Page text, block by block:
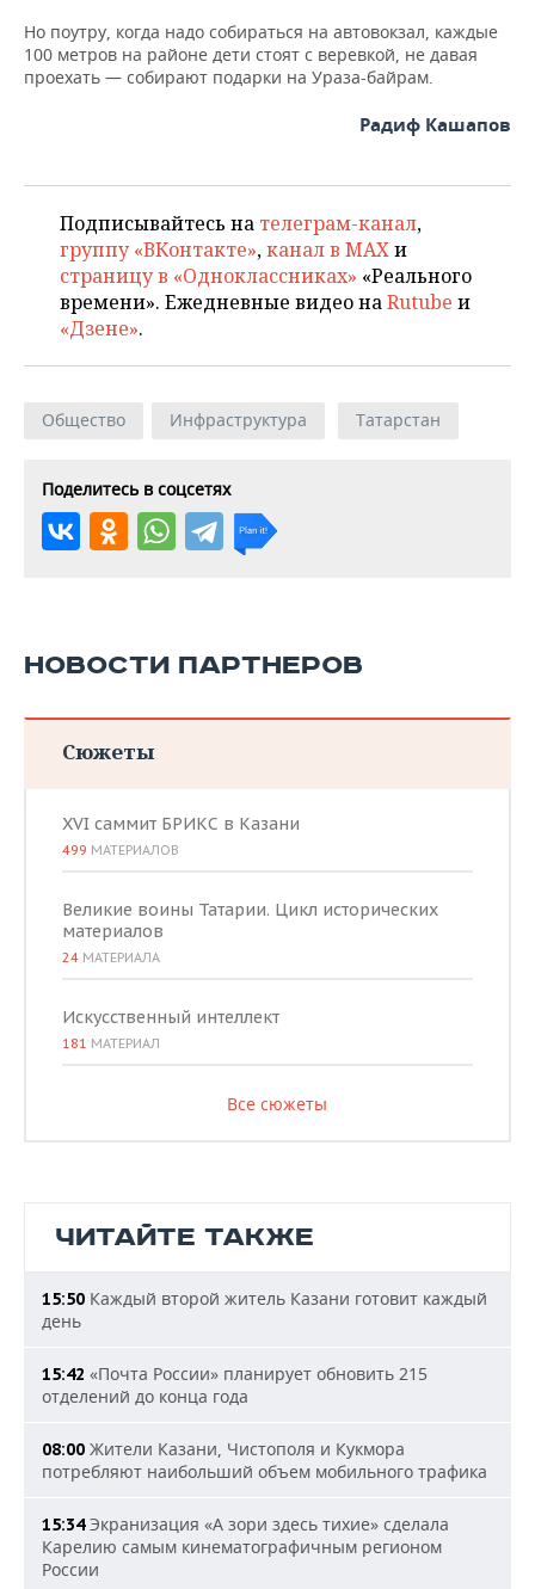
Но поутру, когда надо собираться на автовокзал, каждые
100 метров на районе дети стоят с веревкой, не давая
проехать — собирают подарки на Ураза-байрам.
Радиф Кашапов
Подписывайтесь на телеграм-канал,
группу «ВКонтакте»,канал в MAXи
страницу в «Одноклассниках» «Реального
времени». Ежедневные видео наRutube и
«Дзене».
Общество Инфраструктура Татарстан
Поделитесь в соцсетях
НОВОСТИ ПАРТНЕРОВ
Сюжеты
XVI саммит БРИКС в Казани
499 МАТЕРИАЛОВ
Великие воины Татарии. Цикл исторических
материалов
24 МАТЕРИАЛА
Искусственный интеллект
181 МАТЕРИАЛ
Все сюжеты
ЧИТАЙТЕ ТАКЖЕ
15:50 Каждый второй житель Казани готовит каждый
день
15:42 «Почта России» планирует обновить 215
отделений до конца года
08:00 Жители Казани, Чистополя и Кукмора
потребляют наибольший объем мобильного трафика
15:34Экранизация «А зори здесь тихие» сделала
Карелию самым кинематографичным регионом
России